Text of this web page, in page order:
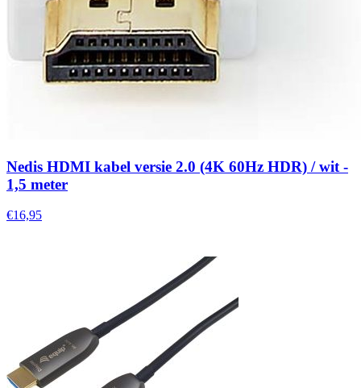
Nedis HDMI kabel versie 2.0 (4K 60Hz HDR) / wit -
1,5 meter
€16,95